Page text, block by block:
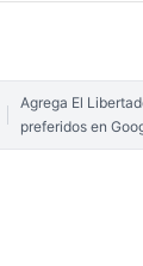
Agrega El
preferidos en